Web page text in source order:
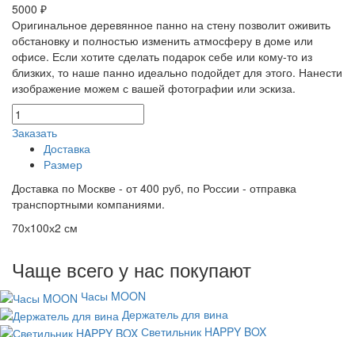
5000 ₽
Оригинальное деревянное панно на стену позволит оживить
обстановку и полностью изменить атмосферу в доме или
офисе. Если хотите сделать подарок себе или кому-то из
близких, то наше панно идеально подойдет для этого. Нанести
изображение можем с вашей фотографии или эскиза.
Заказать
Доставка
Размер
Доставка по Москве - от 400 руб, по России - отправка
транспортными компаниями.
70х100х2 см
Чаще всего у нас покупают
Часы MOON
Держатель для вина
Светильник HAPPY BOX